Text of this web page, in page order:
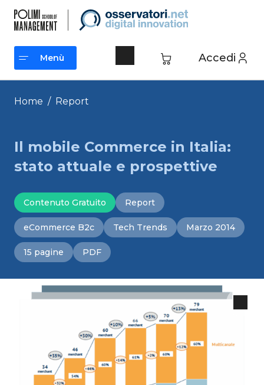
contenuto
Accedi
Menù
Menù
Home / Report
Il mobile Commerce in Italia:
stato attuale e prospettive
Contenuto Gratuito Report
eCommerce B2c Tech Trends Marzo 2014
15 pagine PDF